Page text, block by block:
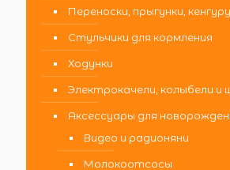
Переноски, прыгунки, кенгуру
Стульчики для кормления
Ходунки
Электрокачели, колыбели и
Аксессуары для
Видео и радионяни
Молокоотсосы